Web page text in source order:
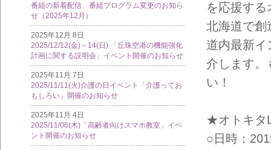
番組の新着配信、番組プログラム変更のお知ら
せ（2025年12月）
2025年12月 8日
2025/12/12(金)～14(日) 「丘珠空港の機能強化
計画に関する説明会」イベント開催のお知らせ
2025年11月 7日
2025/11/11(火)介護の日イベント「介護ってお
もしろい」開催のお知らせ
2025年11月 4日
2025/11/06(木)「高齢者向けスマホ教室」イベ
ント開催のお知らせ
を応援す
北海道で創
道内最新イ
介します。
い！
★オトキタ
○日時：